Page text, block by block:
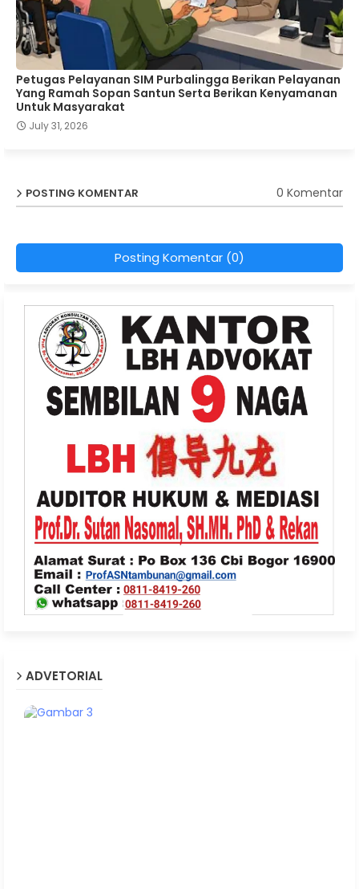
Petugas Pelayanan SIM Purbalingga Berikan Pelayanan
Yang Ramah Sopan Santun Serta Berikan Kenyamanan
Untuk Masyarakat
July 31, 2026
POSTING KOMENTAR 0 Komentar
Posting Komentar (0)
ADVETORIAL